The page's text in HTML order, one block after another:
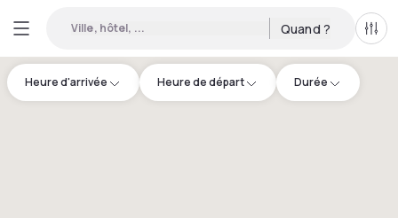
Ville, hôtel, ... Quand ?
Heure d'arrivée Heure de départ Durée